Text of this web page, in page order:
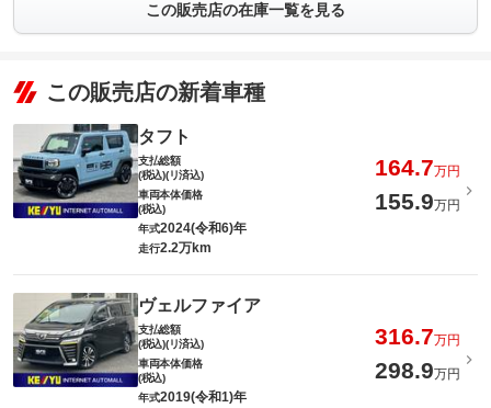
この販売店の在庫一覧を見る
この販売店の新着車種
タフト
支払総額
(税込)(リ済込)
164.7万円
車両本体価格
(税込)
155.9万円
年式2024(令和6)年
走行2.2万km
ヴェルファイア
支払総額
(税込)(リ済込)
316.7万円
車両本体価格
(税込)
298.9万円
年式2019(令和1)年